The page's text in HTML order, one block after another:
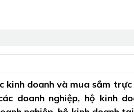
kinh doanh và mua sắm
doanh nghiệp, hộ kinh